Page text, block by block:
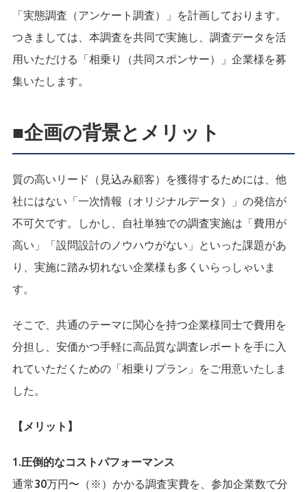
「実態調査（アンケート調査）」を計画しております。
つきましては、本調査を共同で実施し、調査データを活
用いただける「相乗り（共同スポンサー）」企業様を募
集いたします。
■企画の背景とメリット
質の高いリード（見込み顧客）を獲得するためには、他
社にはない「一次情報（オリジナルデータ）」の発信が
不可欠です。しかし、自社単独での調査実施は「費用が
高い」「設問設計のノウハウがない」といった課題があ
り、実施に踏み切れない企業様も多くいらっしゃいま
す。
そこで、共通のテーマに関心を持つ企業様同士で費用を
分担し、安価かつ手軽に高品質な調査レポートを手に入
れていただくための「相乗りプラン」をご用意いたしま
した。
【メリット】
1.圧倒的なコストパフォーマンス
通常30万円〜（※）かかる調査実費を、参加企業数で分